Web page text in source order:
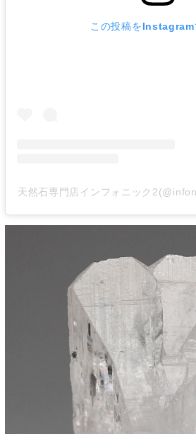
この投稿をInstagram
天然石専門店インフォニック